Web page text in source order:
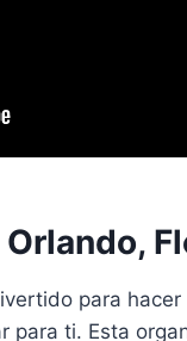
para
para ti. Esta